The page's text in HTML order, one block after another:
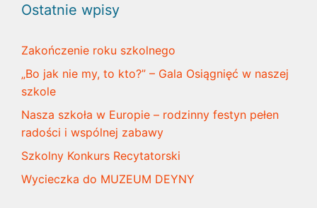
Ostatnie wpisy
Zakończenie roku szkolnego
„Bo jak nie my, to kto?” – Gala Osiągnięć w naszej
szkole
Nasza szkoła w Europie – rodzinny festyn pełen
radości i wspólnej zabawy
Szkolny Konkurs Recytatorski
Wycieczka do MUZEUM DEYNY